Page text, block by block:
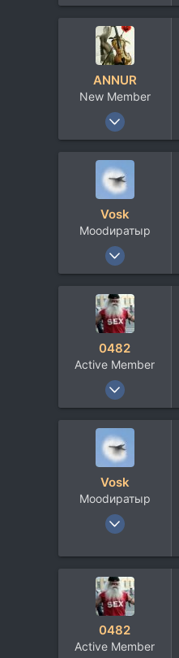
Челябинск
ANNUR
New Member
1 Фев 2019
1
Vosk
Moodиратыр
14 Ноя 2003
20.077
10.248
В ссылке
0482
Active Member
12 Авг 2010
179
Vosk
Moodиратыр
14 Ноя 2003
10.248
В ссылке
0482
Active Member